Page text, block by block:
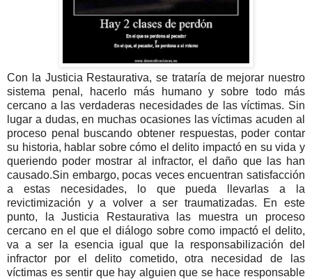
Con la Justicia Restaurativa, se trataría de mejorar nuestro
sistema penal, hacerlo más humano y sobre todo más
cercano a las verdaderas necesidades de las víctimas. Sin
lugar a dudas, en muchas ocasiones las víctimas acuden al
proceso penal buscando obtener respuestas, poder contar
su historia, hablar sobre cómo el delito impactó en su vida y
queriendo poder mostrar al infractor, el daño que las han
causado.Sin embargo, pocas veces encuentran satisfacción
a estas necesidades, lo que pueda llevarlas a la
revictimización y a volver a ser traumatizadas. En este
punto, la Justicia Restaurativa las muestra un proceso
cercano en el que el diálogo sobre como impactó el delito,
va a ser la esencia igual que la responsabilización del
infractor por el delito cometido, otra necesidad de las
víctimas es sentir que hay alguien que se hace responsable